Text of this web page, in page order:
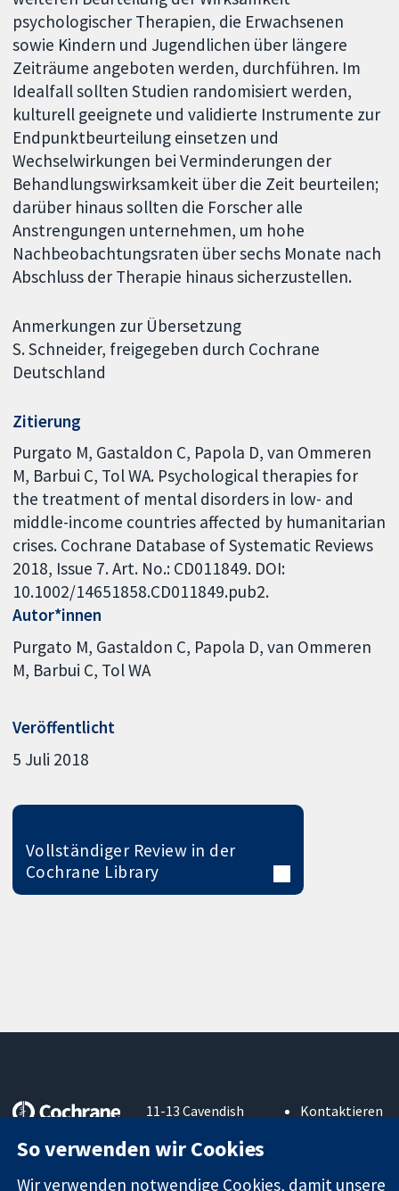
psychologischer Therapien, die Erwachsenen
sowie Kindern und Jugendlichen über längere
Zeiträume angeboten werden, durchführen. Im
Idealfall sollten Studien randomisiert werden,
kulturell geeignete und validierte Instrumente zur
Endpunktbeurteilung einsetzen und
Wechselwirkungen bei Verminderungen der
Behandlungswirksamkeit über die Zeit beurteilen;
darüber hinaus sollten die Forscher alle
Anstrengungen unternehmen, um hohe
Nachbeobachtungsraten über sechs Monate nach
Abschluss der Therapie hinaus sicherzustellen.
Anmerkungen zur Übersetzung
S. Schneider, freigegeben durch Cochrane
Deutschland
Zitierung
Purgato M, Gastaldon C, Papola D, van Ommeren
M, Barbui C, Tol WA. Psychological therapies for
the treatment of mental disorders in low- and
middle-income countries affected by humanitarian
crises. Cochrane Database of Systematic Reviews
2018, Issue 7. Art. No.: CD011849. DOI:
10.1002/14651858.CD011849.pub2.
Autor*innen
Purgato M Gastaldon C Papola D van Ommeren
M Barbui C Tol WA
Veröffentlicht
5 Juli 2018
Vollständiger Review in der
Cochrane Library
Zuverlässige
Informierte
11-13 Cavendish
London
Kontaktieren
So verwenden wir Cookies
Wir verwenden notwendige Cookies, damit unsere